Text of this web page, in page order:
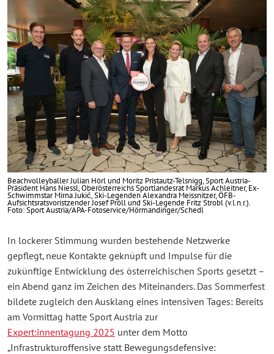
Beachvolleyballer Julian Hörl und Moritz Pristautz-Telsnigg, Sport Austria-
Präsident Hans Niessl, Oberösterreichs Sportlandesrat Markus Achleitner, Ex-
Schwimmstar Mirna Jukić, Ski-Legenden Alexandra Meissnitzer, ÖFB-
Aufsichtsratsvoristzender Josef Pröll und Ski-Legende Fritz Strobl (v.l.n.r.).
Foto: Sport Austria/APA-Fotoservice/Hörmandinger/Schedl
In lockerer Stimmung wurden bestehende Netzwerke
gepflegt, neue Kontakte geknüpft und Impulse für die
zukünftige Entwicklung des österreichischen Sports gesetzt –
ein Abend ganz im Zeichen des Miteinanders. Das Sommerfest
bildete zugleich den Ausklang eines intensiven Tages: Bereits
am Vormittag hatte Sport Austria zur
Expert:innentagung 2025 unter dem Motto
„Infrastrukturoffensive statt Bewegungsdefensive: